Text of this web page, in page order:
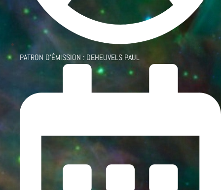
PATRON D'ÉMISSION : DEHEUVELS PAUL